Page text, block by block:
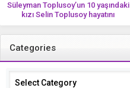
Süleyman Toplusoy’un 10 yaşındaki
kızı Selin Toplusoy hayatını
kaybetti! ‘Ah dünya güzeli melek’
Categories
Categories